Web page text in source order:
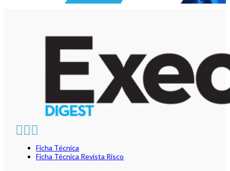
Ficha Técnica
Ficha Técnica Revista Risco